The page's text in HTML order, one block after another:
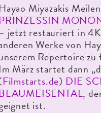
Hayao Miyazakis
PRINZESSIN
jetzt restauriert in
Werke von
Repertoire zu
Im März startet dann
Filmstarts.de) DIE
BLAUMEISENTAL,
ist.